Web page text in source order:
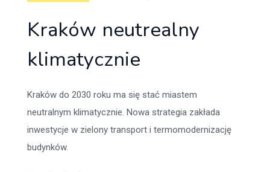
Kraków neutrealny
klimatycznie
Kraków do 2030 roku ma się stać miastem
neutralnym klimatycznie. Nowa strategia zakłada
inwestycje w zielony transport i termomodernizację
budynków.